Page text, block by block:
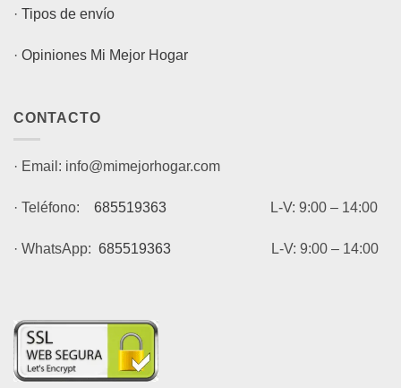
· Tipos de envío
· Opiniones Mi Mejor Hogar
CONTACTO
· Email: info@mimejorhogar.com
· Teléfono: 685519363 L-V: 9:00 – 14:00
· WhatsApp: 685519363 L-V: 9:00 – 14:00